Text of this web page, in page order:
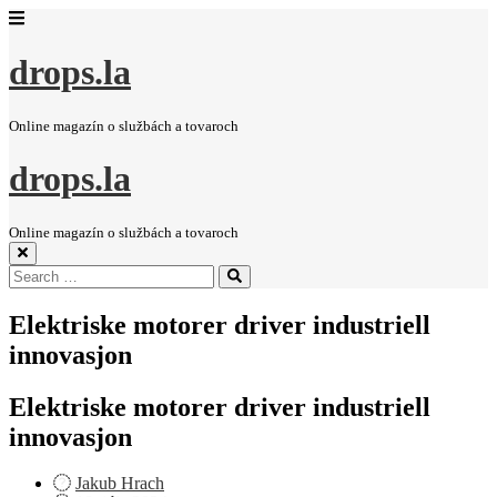
drops.la
Online magazín o službách a tovaroch
drops.la
Online magazín o službách a tovaroch
Search
for:
Search
Elektriske motorer driver industriell
innovasjon
Elektriske motorer driver industriell
innovasjon
Jakub Hrach